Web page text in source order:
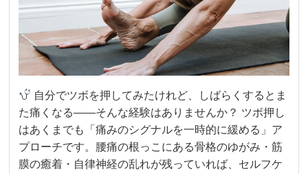
自分でツボを押してみたけれど、しばらくするとま
た痛くなる——そんな経験はありませんか？ ツボ押し
はあくまでも「痛みのシグナルを一時的に緩める」ア
プローチです。腰痛の根っこにある骨格のゆがみ・筋
膜の癒着・自律神経の乱れが残っていれば、セルフケ